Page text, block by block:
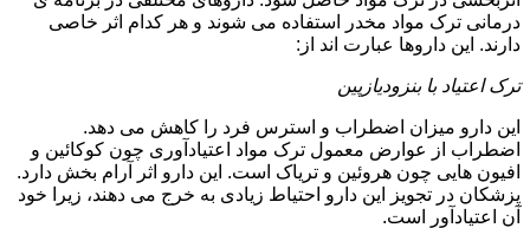
درمانی ترک مواد مخدر استفاده می شوند و هر کدام اثر خاصی
دارند. این داروها عبارت اند از:
ترک اعتیاد با بنزودیازپین
این دارو میزان اضطراب و استرس فرد را کاهش می دهد.
اضطراب از عوارض معمول ترک مواد اعتیادآوری چون کوکائین و
افیون هایی چون هروئین و تریاک است. این دارو اثر آرام بخش دارد.
پزشکان در تجویز این دارو احتیاط زیادی به خرج می دهند، زیرا خود
آن اعتیادآور است.